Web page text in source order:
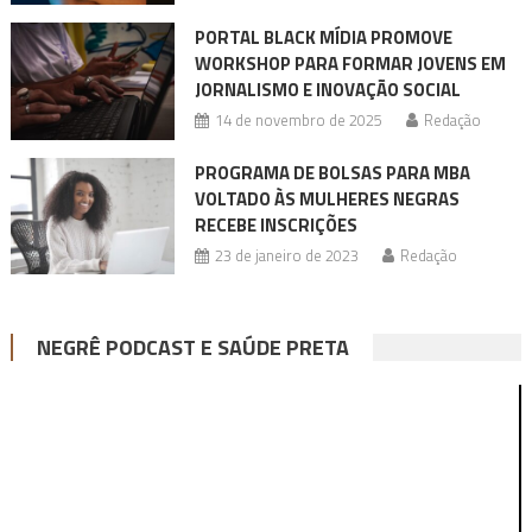
PORTAL BLACK MÍDIA PROMOVE
WORKSHOP PARA FORMAR JOVENS EM
JORNALISMO E INOVAÇÃO SOCIAL
14 de novembro de 2025 Redação
PROGRAMA DE BOLSAS PARA MBA
VOLTADO ÀS MULHERES NEGRAS
RECEBE INSCRIÇÕES
23 de janeiro de 2023 Redação
NEGRÊ PODCAST E SAÚDE PRETA